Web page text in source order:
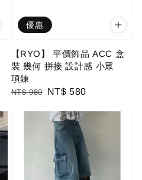
優惠
【RYO】 平價飾品 ACC 盒
裝 幾何 拼接 設計感 小眾
項鍊
Regular
NT$ 980
Sale
NT$ 580